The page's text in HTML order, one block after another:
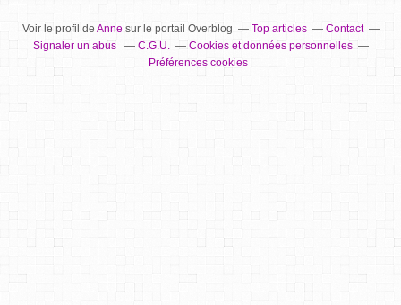
Voir le profil de Annesur le portail Overblog Top articles
Contact
Signaler un abus
C.G.U.
Cookies et données personnelles
Préférences cookies